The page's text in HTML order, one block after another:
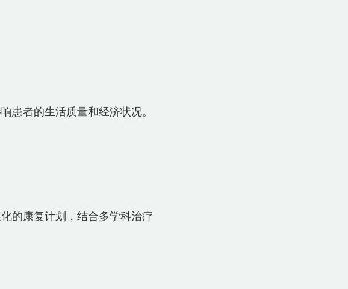
患者的生活质量和经济状况。
的康复计划，结合多学科治疗